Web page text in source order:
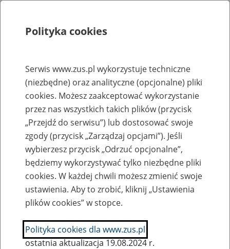
Rejestry, ewidencje i archiwa
Baza zlikwidowanych lub
przekształconych zakładów pracy
Nazwa zakładu pracy:
SZUKAJ
Polityka cookies
Serwis www.zus.pl wykorzystuje techniczne
(niezbędne) oraz analityczne (opcjonalne) pliki
cookies. Możesz zaakceptować wykorzystanie
przez nas wszystkich takich plików (przycisk
„Przejdź do serwisu”) lub dostosować swoje
zgody (przycisk „Zarządzaj opcjami”). Jeśli
wybierzesz przycisk „Odrzuć opcjonalne”,
będziemy wykorzystywać tylko niezbędne pliki
cookies. W każdej chwili możesz zmienić swoje
ustawienia. Aby to zrobić, kliknij „Ustawienia
plików cookies” w stopce.
Polityka cookies dla www.zus.pl
ostatnia aktualizacja 19.08.2024 r.